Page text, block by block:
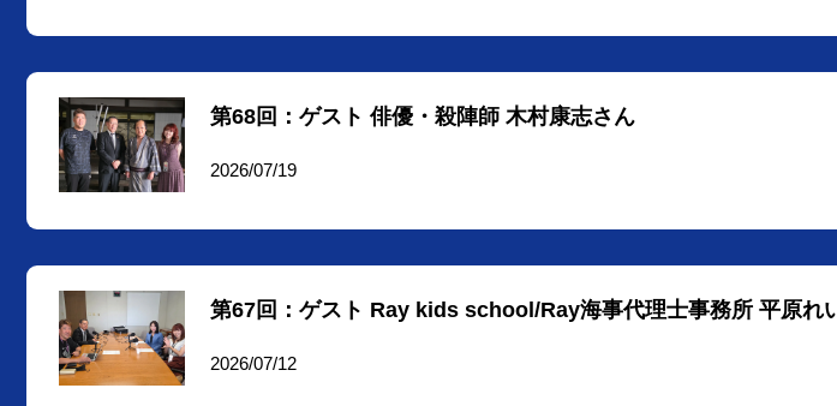
第68回：ゲスト 俳優・殺陣師 木村康志さん
2026/07/19
第67回：ゲスト Ray kids school/Ray海事代理士事務所 平原れ
2026/07/12